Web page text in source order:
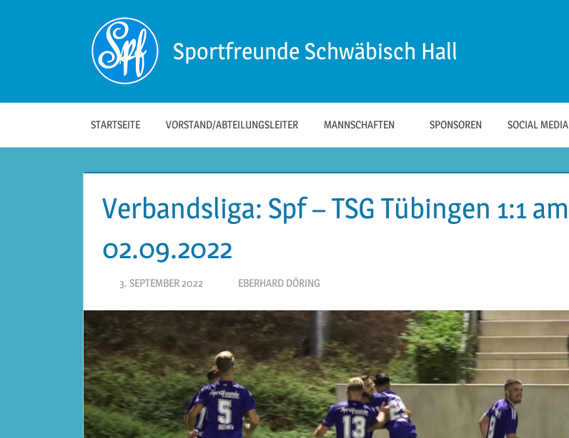
Sportfreunde Schwäbisch Hall
Die
offizielle
Sportfreunde
STARTSEITE VORSTAND/ABTEILUNGSLEITER MANNSCHAFTEN SPONSOREN SOCIAL MEDIA
Verbandsliga: Spf – TSG Tübingen 1:1 am
02.09.2022
3. SEPTEMBER 2022 EBERHARD DÖRING